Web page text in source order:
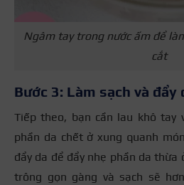
Ngâm tay trong nước ấm để
cắt
Bước 3: Làm sạch và đẩy
Tiếp theo, bạn cần lau khô tay
phần da chết ở xung quanh
đẩy da để đẩy nhẹ phần da thừa
trông gọn gàng và sạch sẽ